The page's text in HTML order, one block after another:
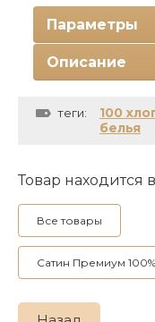
Параметры
Описание
теги: 100
белья
Товар находится
Все товары
Сатин Премиум